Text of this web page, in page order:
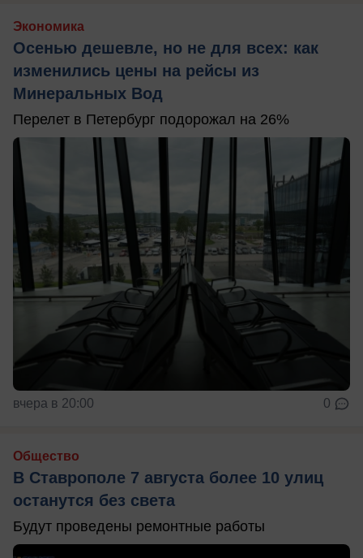
Экономика
Осенью дешевле, но не для всех: как
изменились цены на рейсы из
Минеральных Вод
Перелет в Петербург подорожал на 26%
вчера в 20:00 0
Общество
В Ставрополе 7 августа более 10 улиц
останутся без света
Будут проведены ремонтные работы